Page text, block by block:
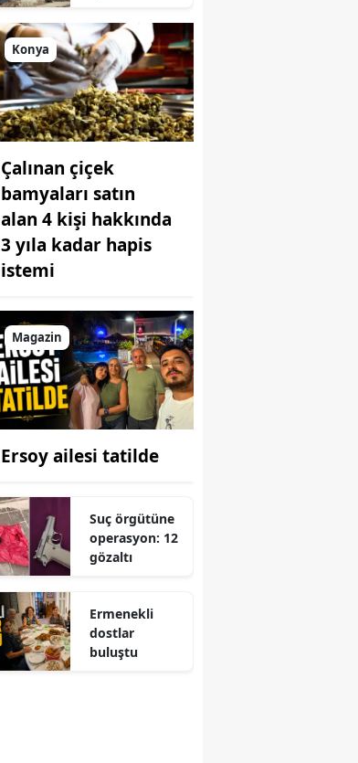
durum
açıklandı
Konya
Çalınan çiçek
bamyaları satın
alan 4 kişi hakkında
3 yıla kadar hapis
istemi
Magazin
Ersoy ailesi tatilde
Suç örgütüne
operasyon: 12
gözaltı
Ermenekli
dostlar
buluştu